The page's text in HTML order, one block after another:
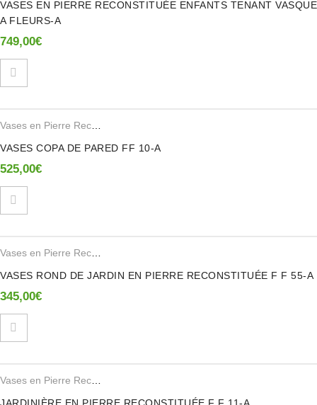
VASES EN PIERRE RECONSTITUÉE ENFANTS TENANT VASQUE
A FLEURS-A
749,00€
VASES COPA DE PARED FF 10-A
525,00€
VASES ROND DE JARDIN EN PIERRE RECONSTITUÉE F F 55-A
345,00€